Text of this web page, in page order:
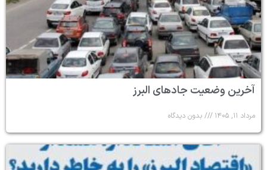
آخرین وضعیت جادهای البرز
مرداد ۱۱, ۱۴۰۵ بدون دیدگاه